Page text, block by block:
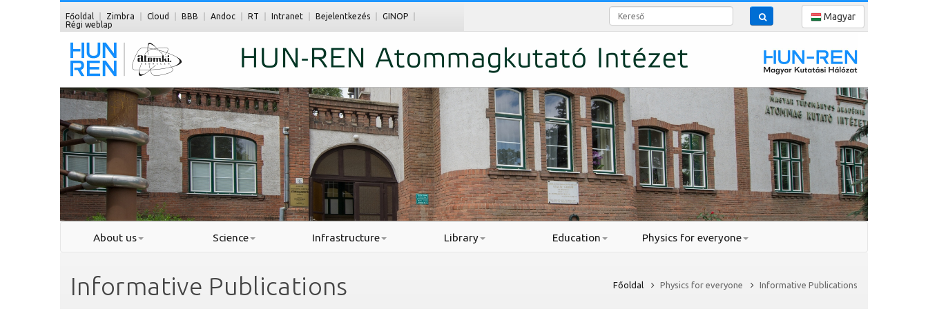
Főoldal Zimbra Cloud BBB Andoc RT Intranet Bejelentkezés
GINOP
Régi weblap
Kereső Magyar
About us Science Infrastructure Library Education Physics for everyone
Informative Publications Főoldal Physics for everyone Informative Publications